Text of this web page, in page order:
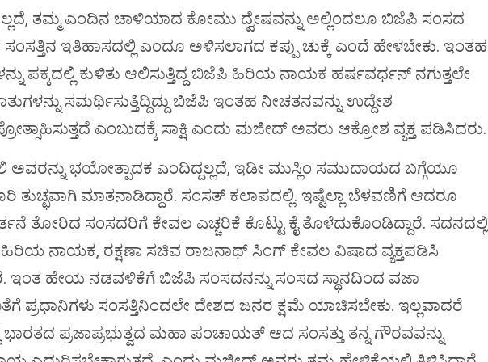
ತಮ್ಮ ಎಂದಿನ ಚಾಳಿಯಾದ ಕೋಮು ದ್ವೇಷವನ್ನು ಅಲ್ಲಿಂದಲೂ ಬಿಜೆಪಿ ಸಂಸದ
ಇತಿಹಾಸದಲ್ಲಿ ಎಂದೂ ಅಳಿಸಲಾಗದ ಕಪ್ಪು ಚುಕ್ಕೆ ಎಂದೆ ಹೇಳಬೇಕು. ಇಂತಹ
ಪಕ್ಕದಲ್ಲಿ ಕುಳಿತು ಆಲಿಸುತ್ತಿದ್ದ ಬಿಜೆಪಿ ಹಿರಿಯ ನಾಯಕ ಹರ್ಷವರ್ಧನ್ ನಗುತ್ತಲೇ
ಸಮರ್ಥಿಸುತ್ತಿದ್ದಿದ್ದು ಬಿಜೆಪಿ ಇಂತಹ ನೀಚತನವನ್ನು ಉದ್ದೇಶ
ಎಂಬುದಕ್ಕೆ ಸಾಕ್ಷಿ ಎಂದು ಮಜೀದ್ ಅವರು ಆಕ್ರೋಶ ವ್ಯಕ್ತ ಪಡಿಸಿದರು.
ಅವರನ್ನು ಭಯೋತ್ಪಾದಕ ಎಂದಿದ್ದಲ್ಲದೆ, ಇಡೀ ಮುಸ್ಲಿಂ ಸಮುದಾಯದ ಬಗ್ಗೆಯೂ
ಮಾತನಾಡಿದ್ದಾರೆ. ಸಂಸತ್ ಕಲಾಪದಲ್ಲಿ. ಇಷ್ಟೆಲ್ಲಾ ಬೆಳವಣಿಗೆ ಆದರೂ
ತೋರಿದ ಸಂಸದರಿಗೆ ಕೇವಲ ಎಚ್ಚರಿಕೆ ಕೊಟ್ಟು ಕೈ ತೊಳೆದುಕೊಂಡಿದ್ದಾರೆ. ಸದನದಲ್ಲಿ
ನಾಯಕ, ರಕ್ಷಣಾ ಸಚಿವ ರಾಜನಾಥ್ ಸಿಂಗ್ ಕೇವಲ ವಿಷಾದ ವ್ಯಕ್ತಪಡಿಸಿ
ಇಂತ ಹೇಯ ನಡವಳಿಕೆಗೆ ಬಿಜೆಪಿ ಸಂಸದನನ್ನು ಸಂಸದ ಸ್ಥಾನದಿಂದ ವಜಾ
ಪ್ರಧಾನಿಗಳು ಸಂಸತ್ತಿನಿಂದಲೇ ದೇಶದ ಜನರ ಕ್ಷಮೆ ಯಾಚಿಸಬೇಕು. ಇಲ್ಲವಾದರೆ
ಪ್ರಜಾಪ್ರಭುತ್ವದ ಮಹಾ ಪಂಚಾಯತ್ ಆದ ಸಂಸತ್ತು ತನ್ನ ಗೌರವವನ್ನು